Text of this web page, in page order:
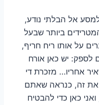
אל הבלתי נודע,
ביותר שבעל
על אותו ריח חריף,
יש כאן אורח
אחריו… מזכרת די
זה, כנראה שאתם
כאן כדי להבטיח